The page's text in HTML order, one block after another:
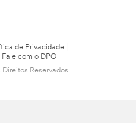
de Privacidade
Fale com o DPO
Reservados.